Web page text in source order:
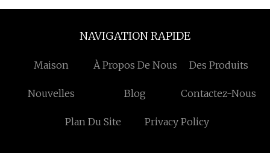
NAVIGATION RAPIDE
Maison À Propos De Nous Des Produits
Nouvelles Blog Contactez-Nous
Plan Du Site Privacy Policy